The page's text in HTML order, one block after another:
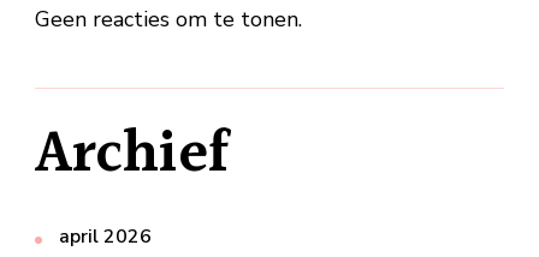
Geen reacties om te tonen.
Archief
april 2026